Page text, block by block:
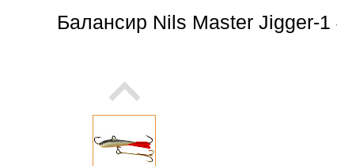
Балансир Nils Master Jigger-1